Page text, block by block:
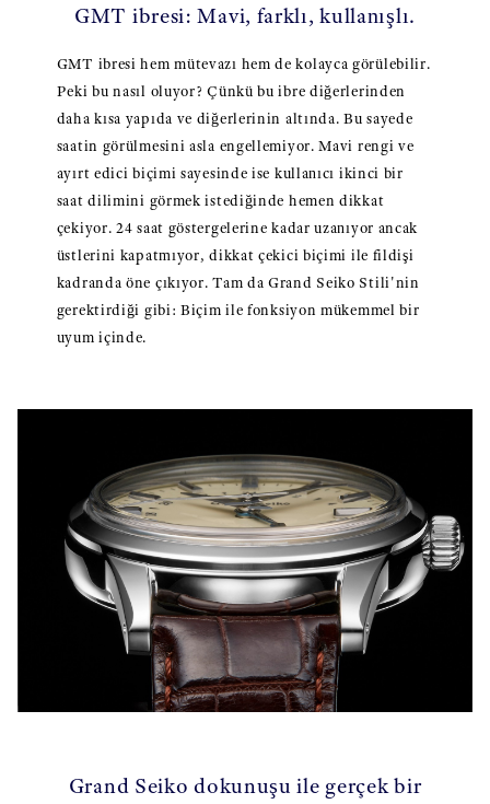
GMT ibresi: Mavi, farklı, kullanışlı.
GMT ibresi hem mütevazı hem de kolayca görülebilir.
Peki bu nasıl oluyor? Çünkü bu ibre diğerlerinden
daha kısa yapıda ve diğerlerinin altında. Bu sayede
saatin görülmesini asla engellemiyor. Mavi rengi ve
ayırt edici biçimi sayesinde ise kullanıcı ikinci bir
saat dilimini görmek istediğinde hemen dikkat
çekiyor. 24 saat göstergelerine kadar uzanıyor ancak
üstlerini kapatmıyor, dikkat çekici biçimi ile fildişi
kadranda öne çıkıyor. Tam da Grand Seiko Stili'nin
gerektirdiği gibi: Biçim ile fonksiyon mükemmel bir
uyum içinde.
Grand Seiko dokunuşu ile gerçek bir